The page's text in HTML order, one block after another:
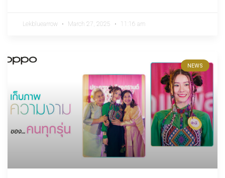
Lekbluearrow March 27, 2025 11:16 am
NEWS